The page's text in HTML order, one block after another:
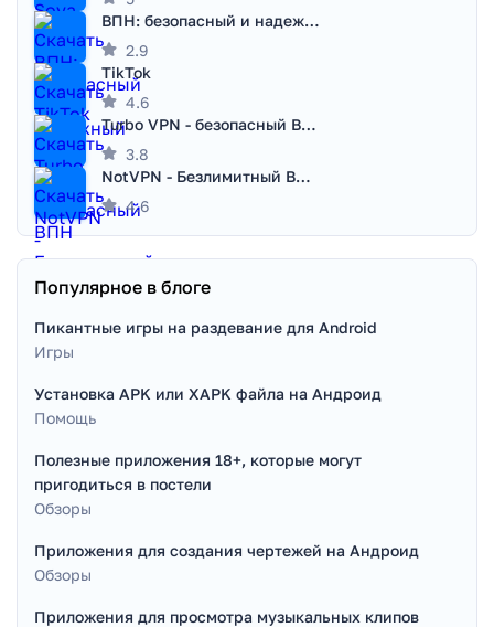
ВПН: безопасный и надежный VPN
2.9
TikTok
4.6
Turbo VPN - безопасный ВПН
3.8
NotVPN - Безлимитный ВПН | VPN
4.6
Популярное в блоге
Пикантные игры на раздевание для Android
Игры
Установка APK или XAPK файла на Андроид
Помощь
Полезные приложения 18+, которые могут
пригодиться в постели
Обзоры
Приложения для создания чертежей на Андроид
Обзоры
Приложения для просмотра музыкальных клипов